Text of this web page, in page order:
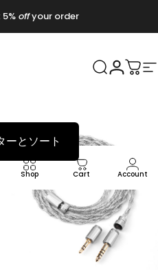
offyour order
検索ログイ
カー
Shop Cart Account
ーとソート